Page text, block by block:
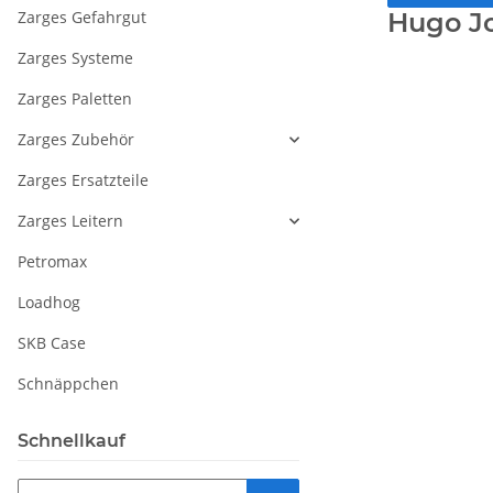
Hugo
Zarges Gefahrgut
Zarges Systeme
Zarges Paletten
Zarges Zubehör
Zarges Ersatzteile
Zarges Leitern
Petromax
Loadhog
SKB Case
Schnäppchen
Schnellkauf